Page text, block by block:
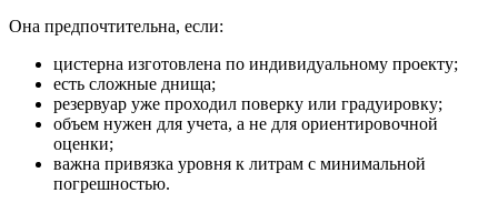
Она предпочтительна, если:
цистерна изготовлена по индивидуальному проекту;
есть сложные днища;
резервуар уже проходил поверку или градуировку;
объем нужен для учета, а не для ориентировочной
оценки;
важна привязка уровня к литрам с минимальной
погрешностью.